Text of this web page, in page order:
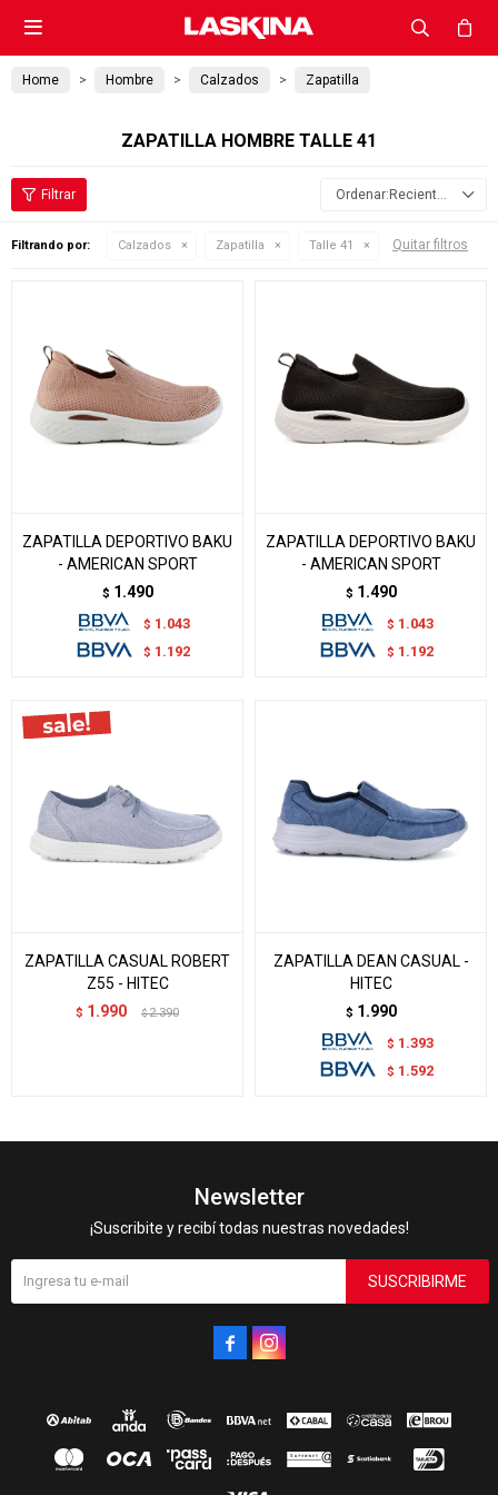

Home Hombre Calzados Zapatilla
ZAPATILLA HOMBRE TALLE 41
Recientes
Filtrando por: Calzados Zapatilla Talle 41 Quitar filtros
ZAPATILLA DEPORTIVO BAKU
- AMERICAN SPORT
$ 1.490
$ 1.043
$ 1.192
ZAPATILLA DEPORTIVO BAKU
- AMERICAN SPORT
$ 1.490
$ 1.043
$ 1.192
ZAPATILLA CASUAL ROBERT
Z55 - HITEC
$ 1.990 $ 2.390
ZAPATILLA DEAN CASUAL -
HITEC
$ 1.990
$ 1.393
$ 1.592
Newsletter
¡Suscribite y recibí todas nuestras novedades!
SUSCRIBIRME
 